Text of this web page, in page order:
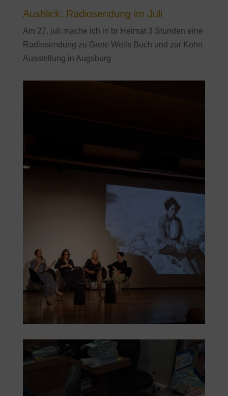
Ausblick: Radiosendung im Juli
Am 27. juli mache ich in br Heimat 3 Stunden eine
Radiosendung zu Grete Weils Buch und zur Kohn
Ausstellung in Augsburg